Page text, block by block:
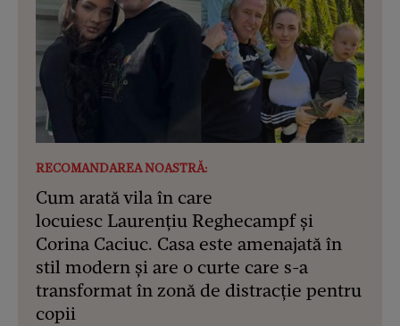
RECOMANDAREA NOASTRĂ:
Cum arată vila în care
locuiesc Laurențiu Reghecampf și
Corina Caciuc. Casa este amenajată în
stil modern și are o curte care s-a
transformat în zonă de distracție pentru
copii